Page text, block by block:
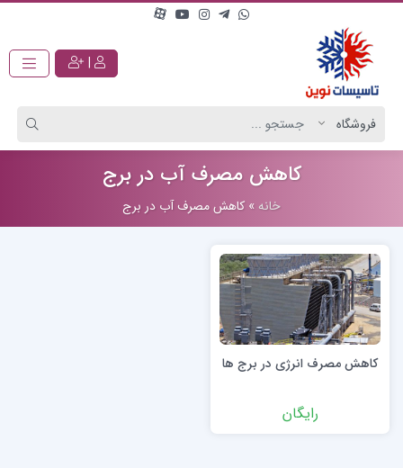
|
کاهش مصرف آب در برج
خانه » کاهش مصرف آب در برج
کاهش مصرف انرژی در برج ها
رایگان